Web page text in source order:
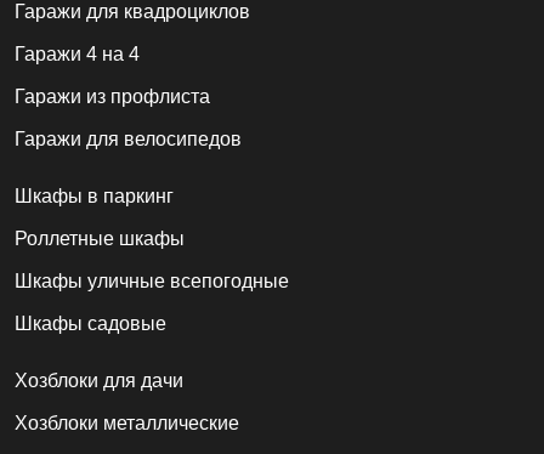
Гаражи для квадроциклов
Гаражи 4 на 4
Гаражи из профлиста
Гаражи для велосипедов
Шкафы в паркинг
Роллетные шкафы
Шкафы уличные всепогодные
Шкафы садовые
Хозблоки для дачи
Хозблоки металлические